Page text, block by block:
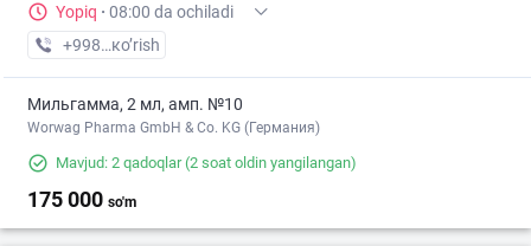
Yopiq · 08:00 da ochiladi
+998 (71) XXX-XX-XX
кo’rish
Мильгамма, 2 мл, амп. №10
Worwag Pharma GmbH & Co. KG (Германия)
Mavjud: 2 qadoqlar(2 soat oldin yangilangan)
175 000 so'm